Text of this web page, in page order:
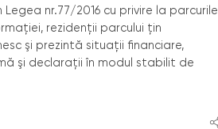
Legea nr.77/2016 cu privire la parcurile
rezidenţii parcului ţin
şi prezintă situaţii financiare,
şi declaraţii în modul stabilit de